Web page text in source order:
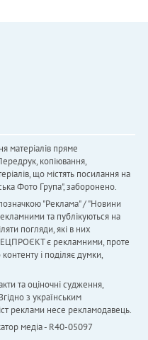
матеріалів пряме
копіювання,
що містять посилання на
Фото Група", заборонено.
"Реклама" / "Новини
та публікуються на
погляди, які в них
є рекламними, проте
і поділяє думки,
та оціночні судження,
з українським
реклами несе рекламодавець.
медіа - R40-05097